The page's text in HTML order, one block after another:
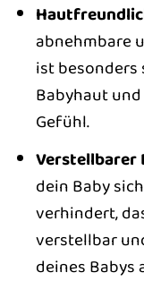
abnehmbare
ist
Babyhaut
Gefühl.
Verstellbarer
dein Baby
verhindert,
verstellbar
deines Babys